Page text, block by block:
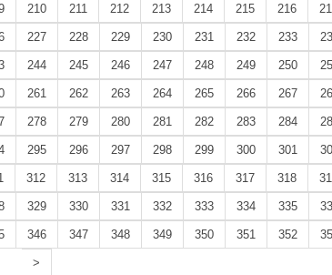
210 211 212 213 214 215 216
227 228 229 230 231 232 233
244 245 246 247 248 249 250
261 262 263 264 265 266 267
278 279 280 281 282 283 284
295 296 297 298 299 300 301
312 313 314 315 316 317 318
329 330 331 332 333 334 335
346 347 348 349 350 351 352
>